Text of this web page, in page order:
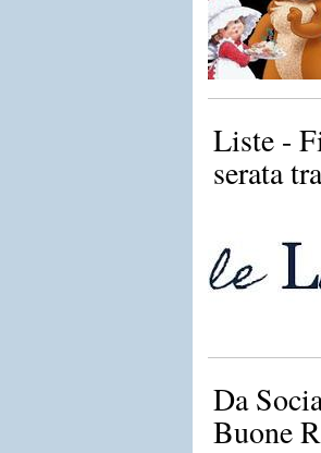
Liste -
serata
Da
Buone